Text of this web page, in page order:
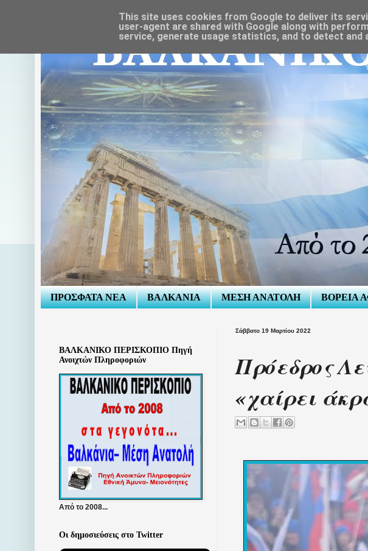
ΠΡΟΣΦΑΤΑ ΝΕΑ ΒΑΛΚΑΝΙΑ ΜΕΣΗ ΑΝΑΤΟΛΗ ΒΟΡΕΙΑ
Σάββατο 19 Μαρτίου 2022
Πρόεδρος
«χαίρει
ΒΑΛΚΑΝΙΚΟ ΠΕΡΙΣΚΟΠΙΟ Πηγή
Ανοιχτών Πληροφοριών
Από το 2008...
Οι δημοσιεύσεις στο Twitter
This site uses cookies from Google to deliver its
user-agent are shared with Google along with
service, generate usage statistics, and to detect and